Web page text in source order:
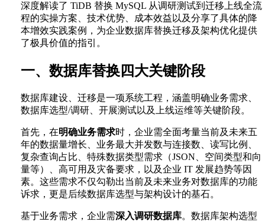
深度解读了 TiDB 替换 MySQL 从调研测试到迁移上线全流
程的实操方案、技术优势、成本效益以及分享了具体的降
本增效实践案例，为企业数据库替换迁移及架构优化提供
了极具价值的指引。
一、数据库替换四大关键阶段
数据库建设、迁移是一项系统工程，涵盖明确业务需求、
数据库选型/调研、开展测试以及上线运维等关键阶段。
首先，在明确业务需求时，企业需全面考量当前及未来五
年的数据量增长、业务最大并发数与连接数、读写比例、
复杂查询占比、特殊数据类型需求（JSON、空间类型和向
量等）、高可用及灾备要求，以及企业 IT 发展趋势等因
素。这些需求不仅勾勒出当前及未来业务对数据库的功能
诉求，更是后续数据库选型与架构设计的基石。
基于业务需求，企业需深入调研数据库。数据库架构选型